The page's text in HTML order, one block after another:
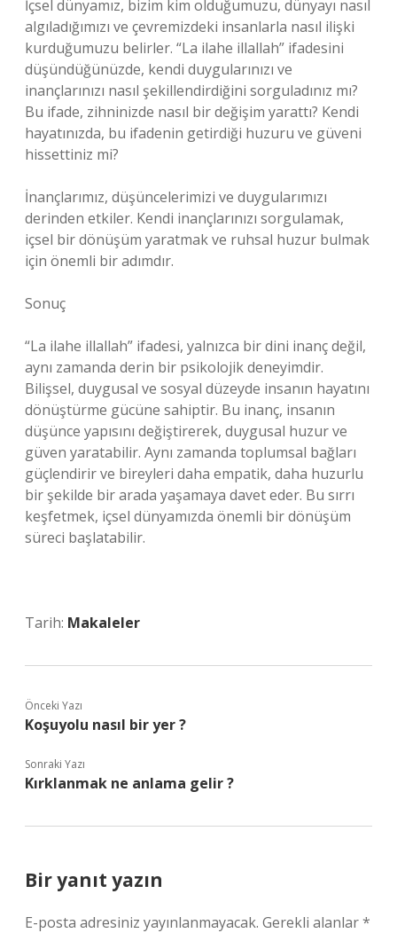
İçsel dünyamız, bizim kim olduğumuzu, dünyayı nasıl
algıladığımızı ve çevremizdeki insanlarla nasıl ilişki
kurduğumuzu belirler. “La ilahe illallah” ifadesini
düşündüğünüzde, kendi duygularınızı ve
inançlarınızı nasıl şekillendirdiğini sorguladınız mı?
Bu ifade, zihninizde nasıl bir değişim yarattı? Kendi
hayatınızda, bu ifadenin getirdiği huzuru ve güveni
hissettiniz mi?
İnançlarımız, düşüncelerimizi ve duygularımızı
derinden etkiler. Kendi inançlarınızı sorgulamak,
içsel bir dönüşüm yaratmak ve ruhsal huzur bulmak
için önemli bir adımdır.
Sonuç
“La ilahe illallah” ifadesi, yalnızca bir dini inanç değil,
aynı zamanda derin bir psikolojik deneyimdir.
Bilişsel, duygusal ve sosyal düzeyde insanın hayatını
dönüştürme gücüne sahiptir. Bu inanç, insanın
düşünce yapısını değiştirerek, duygusal huzur ve
güven yaratabilir. Aynı zamanda toplumsal bağları
güçlendirir ve bireyleri daha empatik, daha huzurlu
bir şekilde bir arada yaşamaya davet eder. Bu sırrı
keşfetmek, içsel dünyamızda önemli bir dönüşüm
süreci başlatabilir.
Tarih: Makaleler
Önceki Yazı
Koşuyolu nasıl bir yer ?
Sonraki Yazı
Kırklanmak ne anlama gelir ?
Bir yanıt yazın
E-posta adresiniz yayınlanmayacak. Gerekli alanlar*